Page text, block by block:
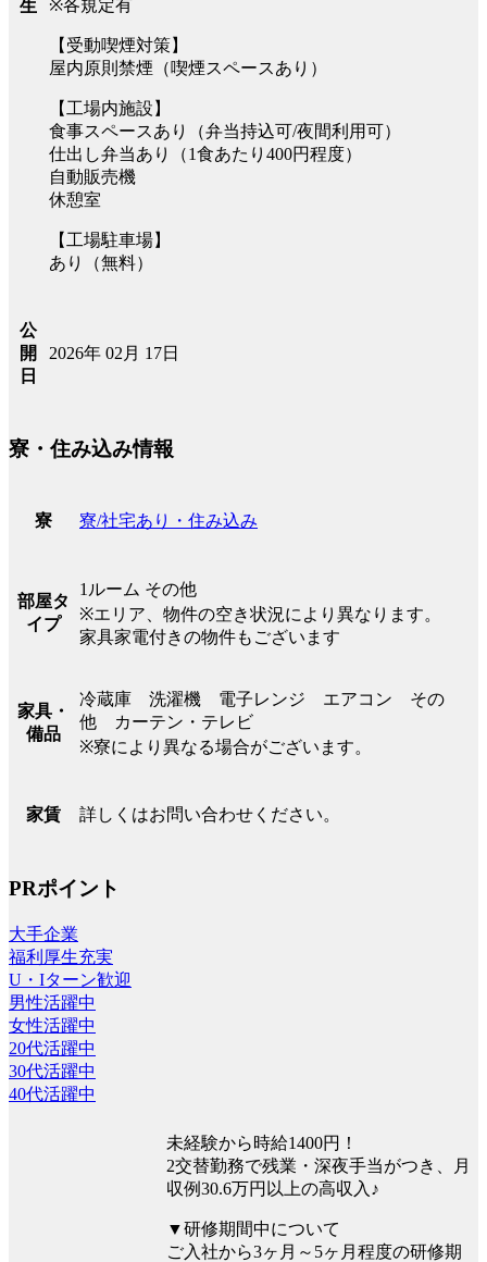
生 ※各規定有
【受動喫煙対策】
屋内原則禁煙（喫煙スペースあり）
【工場内施設】
食事スペースあり（弁当持込可/夜間利用可）
仕出し弁当あり（1食あたり400円程度）
自動販売機
休憩室
【工場駐車場】
あり（無料）
公
開
日
2026年 02月 17日
寮・住み込み情報
寮 寮/社宅あり・住み込み
部屋タ
イプ
1ルーム その他
※エリア、物件の空き状況により異なります。
家具家電付きの物件もございます
家具・
備品
冷蔵庫 洗濯機 電子レンジ エアコン その
他 カーテン・テレビ
※寮により異なる場合がございます。
家賃 詳しくはお問い合わせください。
PRポイント
大手企業
福利厚生充実
U・Iターン歓迎
男性活躍中
女性活躍中
20代活躍中
30代活躍中
40代活躍中
未経験から時給1400円！
2交替勤務で残業・深夜手当がつき、月
収例30.6万円以上の高収入♪
▼研修期間中について
ご入社から3ヶ月～5ヶ月程度の研修期